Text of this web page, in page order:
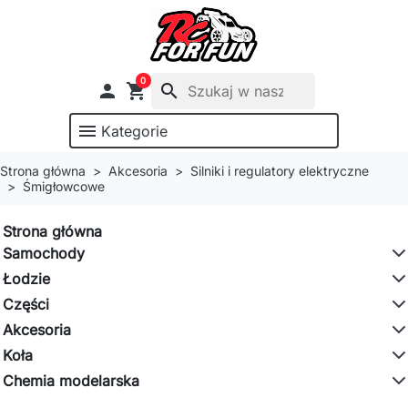
 shopping_cart
0
search
menu Kategorie
Strona główna Akcesoria
Silniki i regulatory elektryczne
Śmigłowcowe
Strona główna
Samochody
Łodzie
Części
Akcesoria
Koła
Chemia modelarska